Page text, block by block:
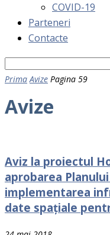
COVID-19
Parteneri
Contacte
Prima Avize Pagina 59
Avize
Aviz la proiectul
aprobarea
implementarea
date spațiale